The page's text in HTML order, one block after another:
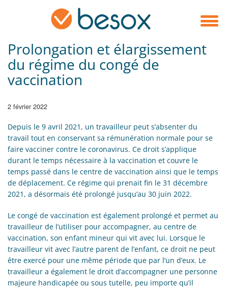
Prolongation et élargissement
du régime du congé de
vaccination
2 février 2022
Depuis le 9 avril 2021, un travailleur peut s’absenter du
travail tout en conservant sa rémunération normale pour se
faire vacciner contre le coronavirus. Ce droit s’applique
durant le temps nécessaire à la vaccination et couvre le
temps passé dans le centre de vaccination ainsi que le temps
de déplacement. Ce régime qui prenait fin le 31 décembre
2021, a désormais été prolongé jusqu’au 30 juin 2022.
Le congé de vaccination est également prolongé et permet au
travailleur de l’utiliser pour accompagner, au centre de
vaccination, son enfant mineur qui vit avec lui. Lorsque le
travailleur vit avec l’autre parent de l’enfant, ce droit ne peut
être exercé pour une même période que par l’un d’eux. Le
travailleur a également le droit d’accompagner une personne
majeure handicapée ou sous tutelle, peu importe qu’il